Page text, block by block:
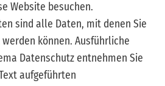
Website besuchen.
sind alle Daten, mit denen Sie
können. Ausführliche
Datenschutz entnehmen Sie
aufgeführten